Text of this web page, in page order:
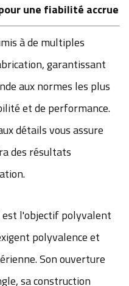
une fiabilité accrue
à de multiples
garantissant
aux normes les plus
et de performance.
détails vous assure
des résultats
est l'objectif polyvalent
polyvalence et
Son ouverture
sa construction